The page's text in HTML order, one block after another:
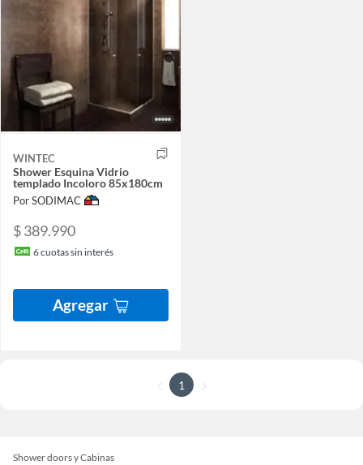
WINTEC
Shower Esquina Vidrio
templado Incoloro 85x180cm
Por SODIMAC
$ 389.990
6cuotas sin interés
Agregar
1
Shower doors y Cabinas